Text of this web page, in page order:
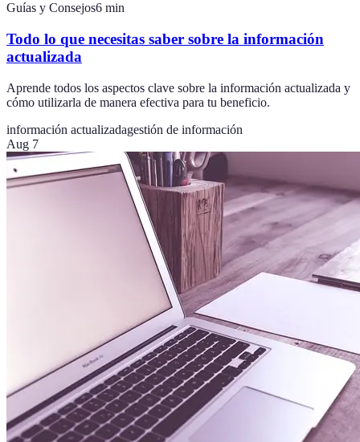
Guías y Consejos6 min
Todo lo que necesitas saber sobre la información
actualizada
Aprende todos los aspectos clave sobre la información actualizada y
cómo utilizarla de manera efectiva para tu beneficio.
información actualizadagestión de información
Aug 7